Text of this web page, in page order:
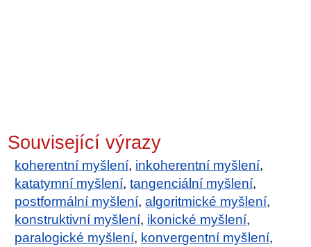
Související výrazy
koherentní myšlení, inkoherentní myšlení,
katatymní myšlení,tangenciální myšlení,
postformální myšlení,algoritmické myšlení,
konstruktivní myšlení, ikonické myšlení,
paralogické myšlení, konvergentní myšlení,